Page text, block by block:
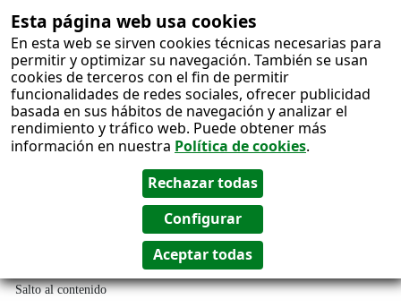
Esta página web usa cookies
En esta web se sirven cookies técnicas necesarias para
permitir y optimizar su navegación. También se usan
cookies de terceros con el fin de permitir
funcionalidades de redes sociales, ofrecer publicidad
basada en sus hábitos de navegación y analizar el
rendimiento y tráfico web. Puede obtener más
información en nuestra Política de cookies.
Salto al contenido